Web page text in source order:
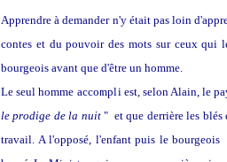
Apprendre à demander n'y était pas loin
contes et du pouvoir des mots sur ceux qui
bourgeois avant que d'être un homme.
Le seul homme accompli est, selon Alain, le
le prodige de la nuit" et que derrière les blés
travail. A l'opposé, l'enfant puis le bourgeois